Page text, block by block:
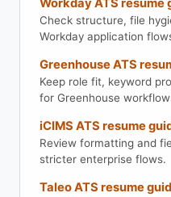
Workday ATS resume
Check structure, file
Workday application
Greenhouse ATS
Keep role fit, keyword
for Greenhouse
iCIMS ATS resume
Review formatting and
stricter enterprise flows.
Taleo ATS resume